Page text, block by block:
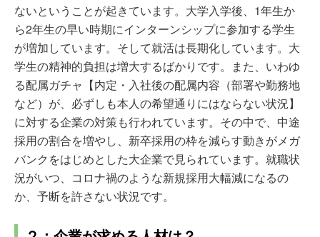
ないということが起きています。大学入学後、1年生か
ら2年生の早い時期にインターンシップに参加する学生
が増加しています。そして就活は長期化しています。大
学生の精神的負担は増大するばかりです。また、いわゆ
る配属ガチャ【内定・入社後の配属内容（部署や勤務地
など）が、必ずしも本人の希望通りにはならない状況】
に対する企業の対策も行われています。その中で、中途
採用の割合を増やし、新卒採用の枠を減らす動きがメガ
バンクをはじめとした大企業で見られています。就職状
況がいつ、コロナ禍のような新規採用大幅減になるの
か、予断を許さない状況です。